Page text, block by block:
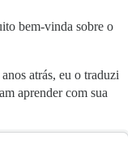
bem-vinda sobre o
anos atrás, eu o traduzi
aprender com sua